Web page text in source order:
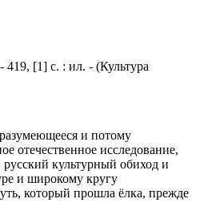
419, [1] с. : ил. - (Культура
и потому
отечественное исследование,
культурный обиход и
и широкому кругу
который прошла ёлка, прежде